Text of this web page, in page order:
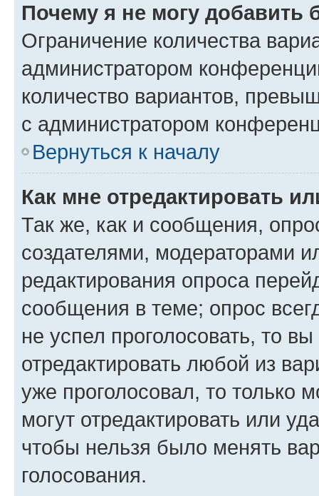
Почему я не могу добавить
Ограничение количества
администратором
количество вариантов,
с администратором
Вернуться к началу
Как мне отредактировать
Так же, как и сообщения,
создателями, модераторами
редактирования опроса
сообщения в теме; опрос
не успел проголосовать, то
отредактировать любой из
уже проголосовал, то только
могут отредактировать или
чтобы нельзя было менять
голосования.